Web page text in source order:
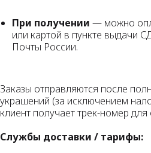
При получении — можно
или картой в пункте выдачи
Почты России.
Заказы отправляются после
украшений (за исключением
клиент получает трек-номер
Службы доставки / тарифы: